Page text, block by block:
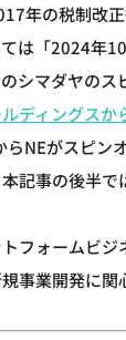
年の税制改
は「2024年
シマダヤのス
ディングスか
らNEがスピン
記事の後半で
フォームビ
事業開発に